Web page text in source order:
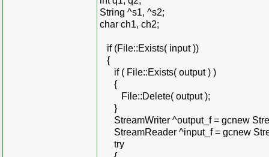
String ^s1, ^s2;
char ch1, ch2;
if (File::Exists( input ))
{
if ( File::Exists( output ) )
{
File::Delete( output );
}
StreamWriter ^output_f = gcnew
StreamReader ^input_f = gcnew
try